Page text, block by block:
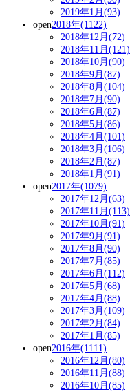
2019年1月(93)
open2018年(1122)
2018年12月(72)
2018年11月(121)
2018年10月(90)
2018年9月(87)
2018年8月(104)
2018年7月(90)
2018年6月(87)
2018年5月(86)
2018年4月(101)
2018年3月(106)
2018年2月(87)
2018年1月(91)
open2017年(1079)
2017年12月(63)
2017年11月(113)
2017年10月(91)
2017年9月(91)
2017年8月(90)
2017年7月(85)
2017年6月(112)
2017年5月(68)
2017年4月(88)
2017年3月(109)
2017年2月(84)
2017年1月(85)
open2016年(1111)
2016年12月(80)
2016年11月(88)
2016年10月(85)